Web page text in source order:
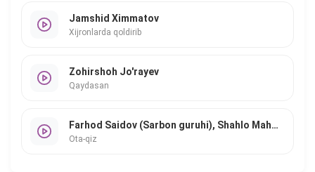
Jamshid Ximmatov
Xijronlarda qoldirib
Zohirshoh Jo'rayev
Qaydasan
Farhod Saidov (Sarbon guruhi), Shahlo Mahmudova
Ota-qiz